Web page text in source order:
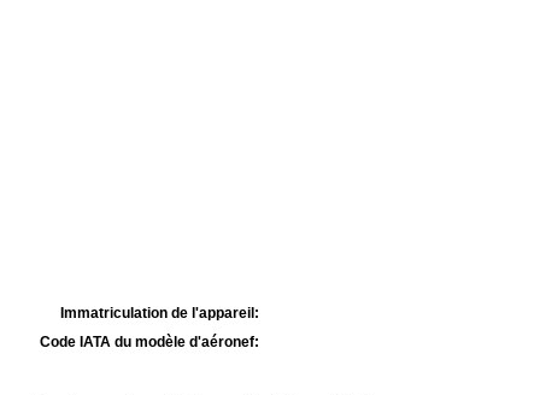
Immatriculation de l'appareil:
Code IATA du modèle d'aéronef: